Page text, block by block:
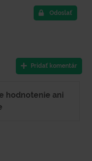
Odoslať
Pridať komentár
hodnotenie ani